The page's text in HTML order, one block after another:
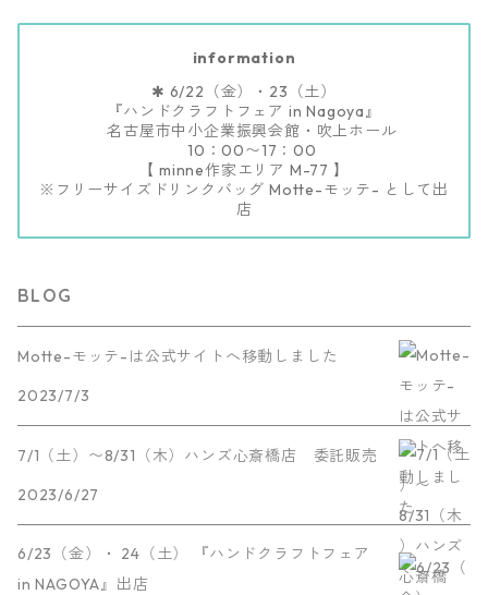
information
✱ 6/22（金）・23（土）
『ハンドクラフトフェア in Nagoya』
名古屋市中小企業振興会館・吹上ホール
10：00〜17：00
【 minne作家エリア M-77 】
※フリーサイズドリンクバッグ Motte-モッテ- として出
店
BLOG
Motte-モッテ-は公式サイトへ移動しました
2023/7/3
7/1（土）〜8/31（木）ハンズ心斎橋店 委託販売
2023/6/27
6/23（金）・ 24（土） 『ハンドクラフトフェア
in NAGOYA』出店